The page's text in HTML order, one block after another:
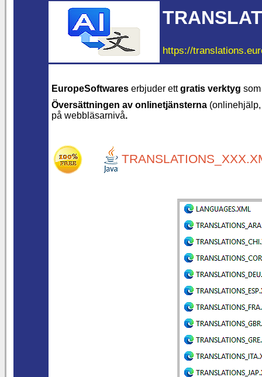
https://
EuropeSoftwares erbjuder ettgratis verktyg
Översättningen av onlinetjänsterna
på webbläsarnivå.